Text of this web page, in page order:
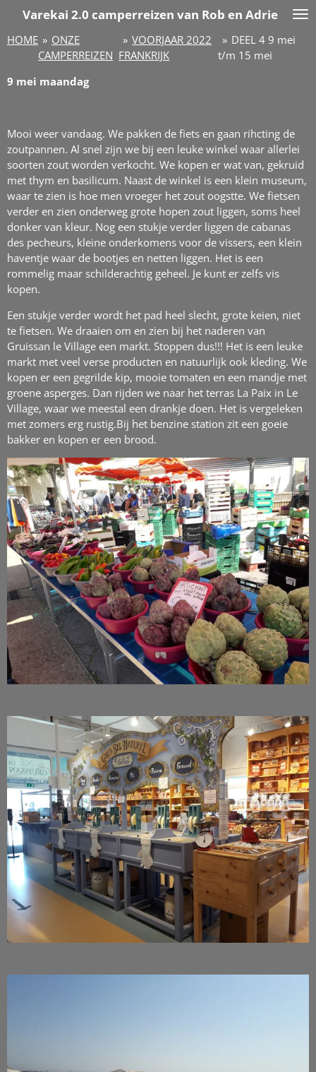
naar
hoofdinhoud
Varekai 2.0 camperreizen van Rob en Adrie
HOME » ONZE
CAMPERREIZEN
» VOORJAAR 2022
FRANKRIJK
» DEEL 4 9 mei
t/m 15 mei
9 mei maandag
Mooi weer vandaag. We pakken de fiets en gaan rihcting de
zoutpannen. Al snel zijn we bij een leuke winkel waar allerlei
soorten zout worden verkocht. We kopen er wat van, gekruid
met thym en basilicum. Naast de winkel is een klein museum,
waar te zien is hoe men vroeger het zout oogstte. We fietsen
verder en zien onderweg grote hopen zout liggen, soms heel
donker van kleur. Nog een stukje verder liggen de cabanas
des pecheurs, kleine onderkomens voor de vissers, een klein
haventje waar de bootjes en netten liggen. Het is een
rommelig maar schilderachtig geheel. Je kunt er zelfs vis
kopen.
Een stukje verder wordt het pad heel slecht, grote keien, niet
te fietsen. We draaien om en zien bij het naderen van
Gruissan le Village een markt. Stoppen dus!!! Het is een leuke
markt met veel verse producten en natuurlijk ook kleding. We
kopen er een gegrilde kip, mooie tomaten en een mandje met
groene asperges. Dan rijden we naar het terras La Paix in Le
Village, waar we meestal een drankje doen. Het is vergeleken
met zomers erg rustig.Bij het benzine station zit een goeie
bakker en kopen er een brood.